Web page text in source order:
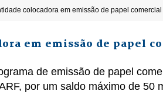
colocadora em emissão de papel
em emissão de papel
de emissão de papel
por um saldo máximo de 50